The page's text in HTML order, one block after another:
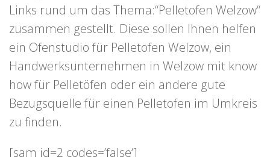
Links rund um das Thema:“Pelletofen Welzow“
zusammen gestellt. Diese sollen Ihnen helfen
ein Ofenstudio für Pelletofen Welzow, ein
Handwerksunternehmen in Welzow mit know
how für Pelletöfen oder ein andere gute
Bezugsquelle für einen Pelletofen im Umkreis
zu finden.
[sam id=2 codes=’false‘]